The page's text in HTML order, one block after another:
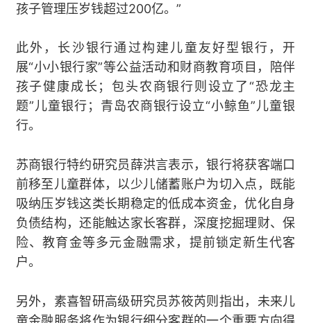
孩子管理压岁钱超过200亿。”
此外，长沙银行通过构建儿童友好型银行，开
展“小小银行家”等公益活动和财商教育项目，陪伴
孩子健康成长；包头农商银行则设立了“恐龙主
题”儿童银行；青岛农商银行设立“小鲸鱼”儿童银
行。
苏商银行特约研究员薛洪言表示，银行将获客端口
前移至儿童群体，以少儿储蓄账户为切入点，既能
吸纳压岁钱这类长期稳定的低成本资金，优化自身
负债结构，还能触达家长客群，深度挖掘理财、保
险、教育金等多元金融需求，提前锁定新生代客
户。
另外，素喜智研高级研究员苏筱芮则指出，未来儿